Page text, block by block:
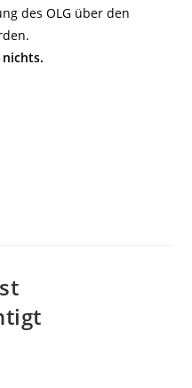
des OLG über den